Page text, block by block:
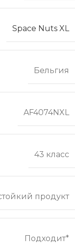
Space Nuts XL
Бельгия
AF4074NXL
43 класс
продукт
Подходит*